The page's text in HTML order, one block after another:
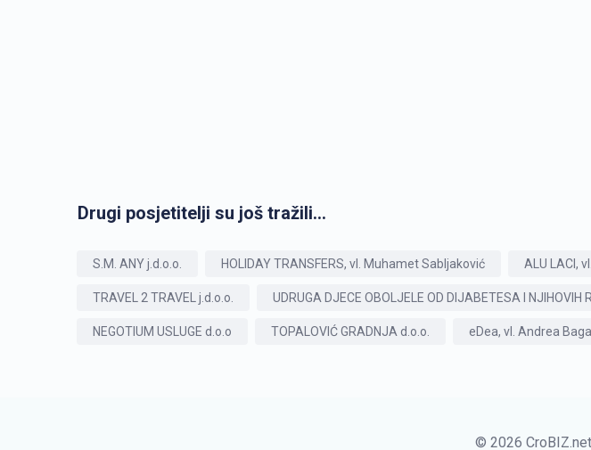
Drugi posjetitelji su još tražili...
S.M. ANY j.d.o.o. HOLIDAY TRANSFERS, vl. Muhamet Sabljaković ALU LACI,
TRAVEL 2 TRAVEL j.d.o.o. UDRUGA DJECE OBOLJELE OD DIJABETESA I NJIHOVIH
NEGOTIUM USLUGE d.o.o TOPALOVIĆ GRADNJA d.o.o. eDea, vl. Andrea
© 2026